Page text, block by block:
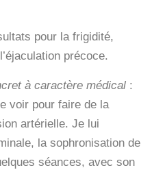
pour la frigidité,
précoce.
à caractère médical :
voir pour faire de la
artérielle. Je lui
la sophronisation de
séances, avec son